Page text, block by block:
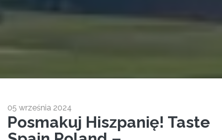
05 września 2024
Posmakuj Hiszpanię! Taste